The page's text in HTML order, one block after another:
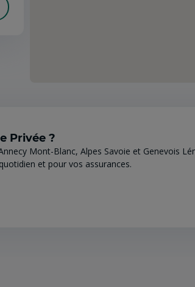
Privée ?
Mont-Blanc, Alpes Savoie et Genevois
et pour vos assurances.